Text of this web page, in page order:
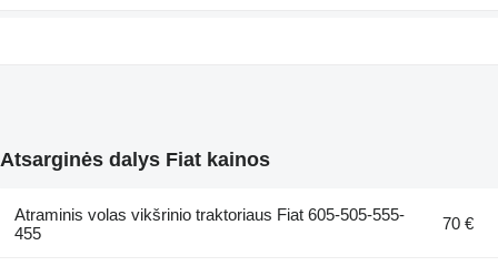
Atsarginės dalys Fiat kainos
Atraminis volas vikšrinio traktoriaus Fiat 605-505-555-
455
70 €